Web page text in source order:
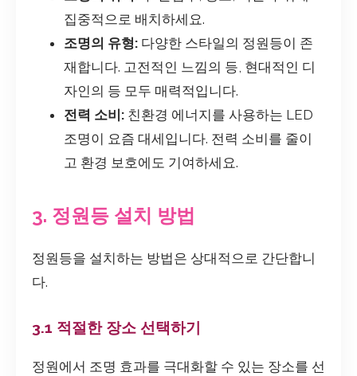
집중적으로 배치하세요.
조명의 유형: 다양한 스타일의 정원등이 존
재합니다. 고전적인 느낌의 등, 현대적인 디
자인의 등 모두 매력적입니다.
전력 소비: 친환경 에너지를 사용하는 LED
조명이 요즘 대세입니다. 전력 소비를 줄이
고 환경 보호에도 기여하세요.
3. 정원등 설치 방법
정원등을 설치하는 방법은 상대적으로 간단합니
다.
3.1 적절한 장소 선택하기
정원에서 조명 효과를 극대화할 수 있는 장소를 선